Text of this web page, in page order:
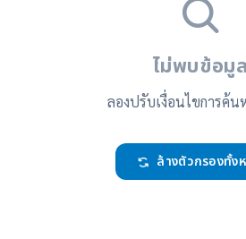
ไม่พบข้อมูล
ลองปรับเงื่อนไขการค้น
ล้างตัวกรองทั้ง